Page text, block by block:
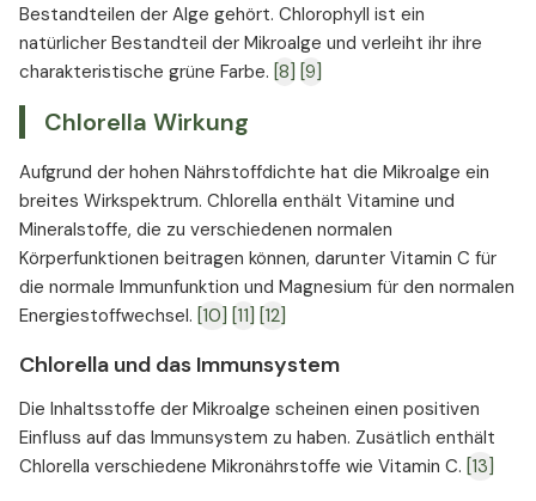
Bestandteilen der Alge gehört. Chlorophyll ist ein
natürlicher Bestandteil der Mikroalge und verleiht ihr ihre
charakteristische grüne Farbe. [8] [9]
Chlorella Wirkung
Aufgrund der hohen Nährstoffdichte hat die Mikroalge ein
breites Wirkspektrum. Chlorella enthält Vitamine und
Mineralstoffe, die zu verschiedenen normalen
Körperfunktionen beitragen können, darunter Vitamin C für
die normale Immunfunktion und Magnesium für den normalen
Energiestoffwechsel. [10] [11] [12]
Chlorella und das Immunsystem
Die Inhaltsstoffe der Mikroalge scheinen einen positiven
Einfluss auf das Immunsystem zu haben. Zusätlich enthält
Chlorella verschiedene Mikronährstoffe wie Vitamin C. [13]